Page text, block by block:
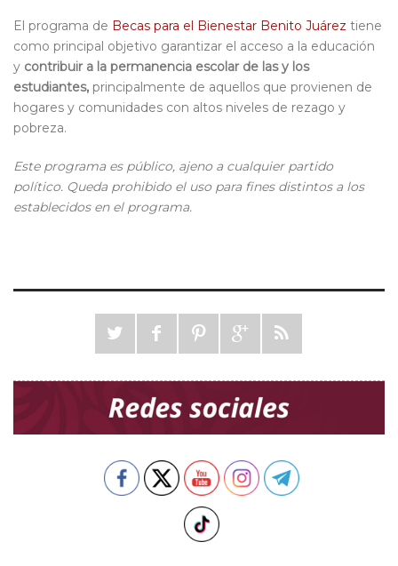
El programa de Becas para el Bienestar Benito Juárez tiene
como principal objetivo garantizar el acceso a la educación
y contribuir a la permanencia escolar de las y los
estudiantes, principalmente de aquellos que provienen de
hogares y comunidades con altos niveles de rezago y
pobreza.
Este programa es público, ajeno a cualquier partido
político. Queda prohibido el uso para fines distintos a los
establecidos en el programa.